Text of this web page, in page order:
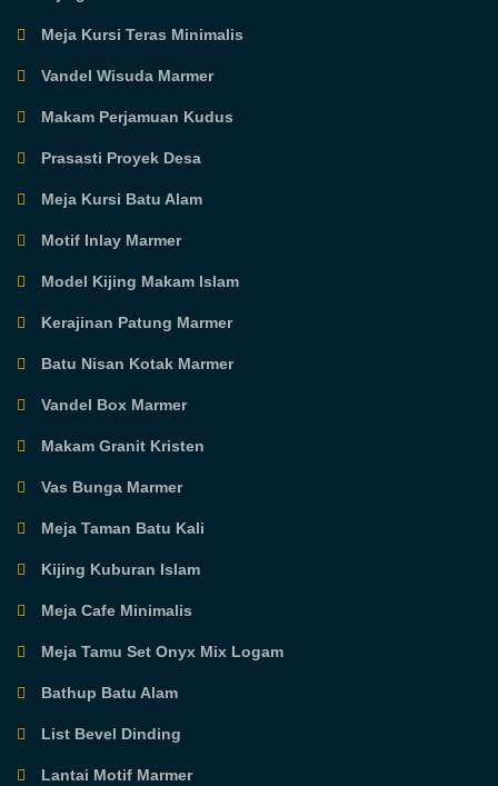
Meja Kursi Teras Minimalis
Vandel Wisuda Marmer
Makam Perjamuan Kudus
Prasasti Proyek Desa
Meja Kursi Batu Alam
Motif Inlay Marmer
Model Kijing Makam Islam
Kerajinan Patung Marmer
Batu Nisan Kotak Marmer
Vandel Box Marmer
Makam Granit Kristen
Vas Bunga Marmer
Meja Taman Batu Kali
Kijing Kuburan Islam
Meja Cafe Minimalis
Meja Tamu Set Onyx Mix Logam
Bathup Batu Alam
List Bevel Dinding
Lantai Motif Marmer